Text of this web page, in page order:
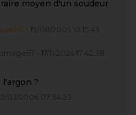
moyen d'un soudeur
- 19/08/2005 10:15:43
- 17/11/2024 17:42:38
?
03/2006 07:34:23